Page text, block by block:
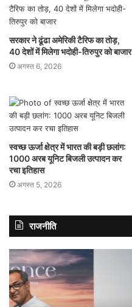
p
p
o
k
r
n
सरकार ने ढूंढा अमेरिकी टैरिफ का तोड़,
40 देशों में मिलेगा भदोही-तिरुपुर को बाजार
अगस्त 6, 2026
स्वच्छ ऊर्जा क्षेत्र में भारत की बड़ी छलांग:
1000 अरब यूनिट बिजली उत्पादन कर
रचा इतिहास
अगस्त 5, 2026
राजनीति
राहुल
गांधी
बोले-
कांग्रेस